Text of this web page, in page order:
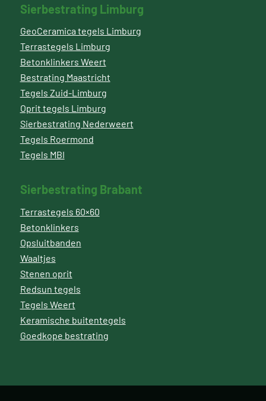
Sierbestrating Limburg
GeoCeramica tegels Limburg
Terrastegels Limburg
Betonklinkers Weert
Bestrating Maastricht
Tegels Zuid-Limburg
Oprit tegels Limburg
Sierbestrating Nederweert
Tegels Roermond
Tegels MBI
Sierbestrating Brabant
Terrastegels 60×60
Betonklinkers
Opsluitbanden
Waaltjes
Stenen oprit
Redsun tegels
Tegels Weert
Keramische buitentegels
Goedkope bestrating